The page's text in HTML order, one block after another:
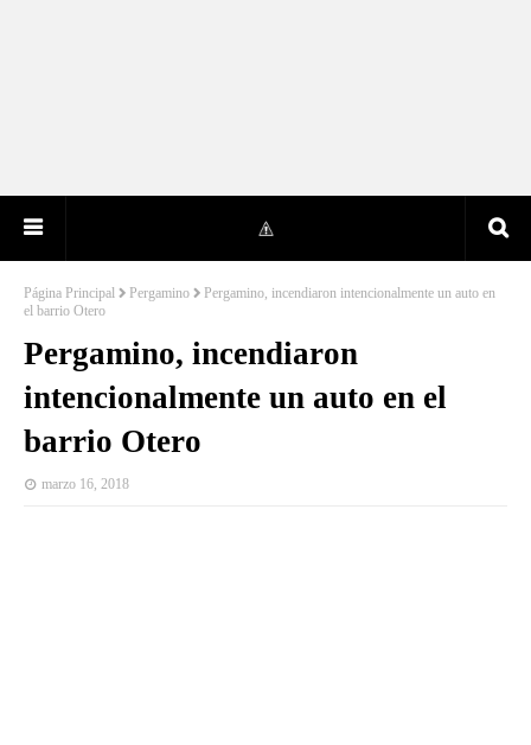
Página Principal Pergamino
Pergamino, incendiaron intencionalmente un auto en
el barrio Otero
Pergamino, incendiaron
intencionalmente un auto en el
barrio Otero
marzo 16, 2018